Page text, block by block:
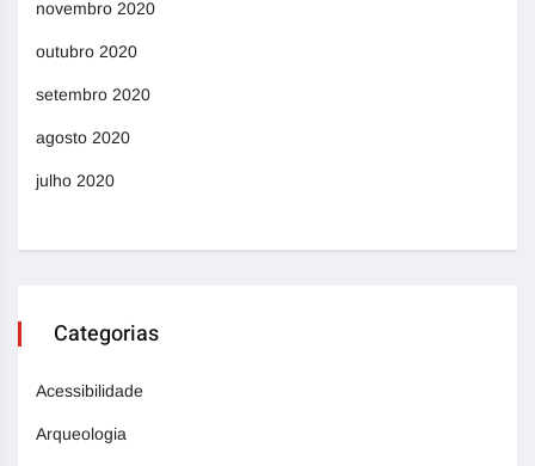
novembro 2020
outubro 2020
setembro 2020
agosto 2020
julho 2020
Categorias
Acessibilidade
Arqueologia